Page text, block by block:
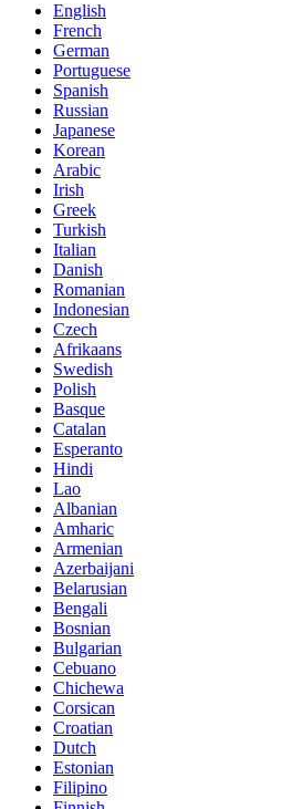
English
French
German
Portuguese
Spanish
Russian
Japanese
Korean
Arabic
Irish
Greek
Turkish
Italian
Danish
Romanian
Indonesian
Czech
Afrikaans
Swedish
Polish
Basque
Catalan
Esperanto
Hindi
Lao
Albanian
Amharic
Armenian
Azerbaijani
Belarusian
Bengali
Bosnian
Bulgarian
Cebuano
Chichewa
Corsican
Croatian
Dutch
Estonian
Filipino